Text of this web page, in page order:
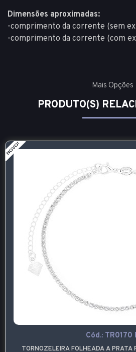
Dimensões aproximadas:
-comprimento da corrente (sem
-comprimento da corrente (com
Mais Opções
PRODUTO(S)
Cód.: TR0170
TORNOZELEIRA FOLHEADA A PRATA